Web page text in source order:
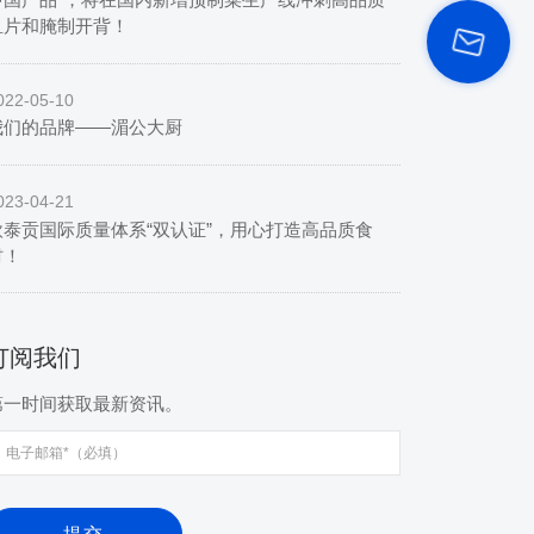
和腌制开背！
05-10
们的品牌——湄公大厨
04-21
贡国际质量体系“双认证”，用心打造高品质食
阅我们
时间获取最新资讯。